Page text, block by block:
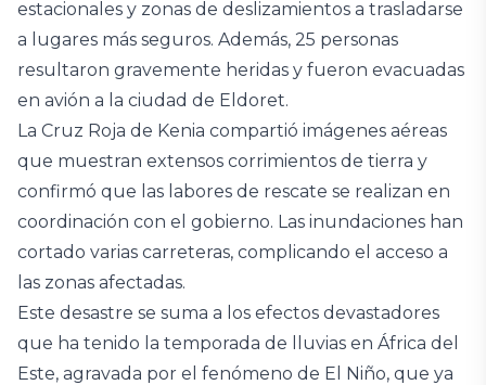
estacionales y zonas de deslizamientos a trasladarse
a lugares más seguros. Además, 25 personas
resultaron gravemente heridas y fueron evacuadas
en avión a la ciudad de Eldoret.
La Cruz Roja de Kenia compartió imágenes aéreas
que muestran extensos corrimientos de tierra y
confirmó que las labores de rescate se realizan en
coordinación con el gobierno. Las inundaciones han
cortado varias carreteras, complicando el acceso a
las zonas afectadas.
Este desastre se suma a los efectos devastadores
que ha tenido la temporada de lluvias en África del
Este, agravada por el fenómeno de El Niño, que ya